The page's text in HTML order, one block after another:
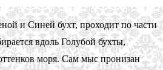
и Синей бухт, проходит по части
вдоль Голубой бухты,
моря. Сам мыс пронизан